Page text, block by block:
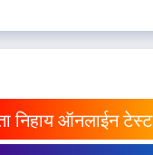
निहाय ऑनलाईन टेस्ट